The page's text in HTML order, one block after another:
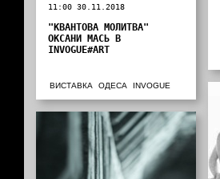
11:00 30.11.2018
"КВАНТОВА МОЛИТВА"
ОКСАНИ МАСЬ В
INVOGUE#ART
ВИСТАВКА ОДЕСА INVOGUE